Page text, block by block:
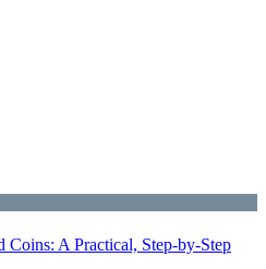
A Practical, Step-by-Step